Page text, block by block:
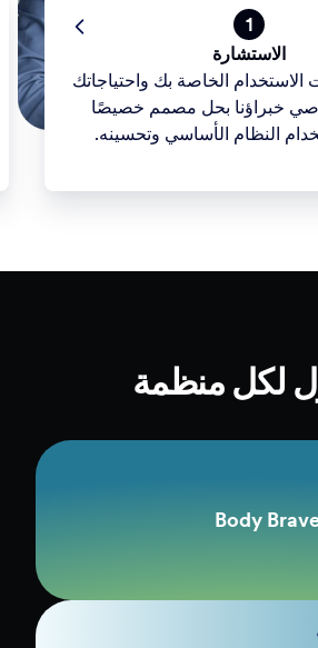
1
الاستشارة
الاستخدام الخاصة بك واحتياجاتك
خبراؤنا بحل مصمم خصيصًا
النظام الأساسي وتحسينه.
لكل منظمة
Body